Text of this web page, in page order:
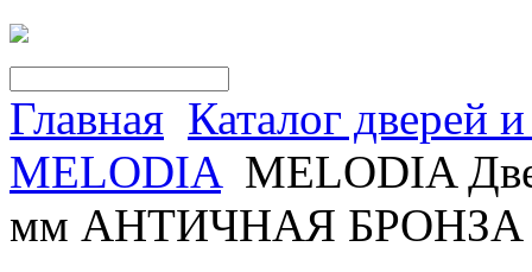
Главная Каталог дверей
MELODIA MELODIA
мм АНТИЧНАЯ БРОНЗА